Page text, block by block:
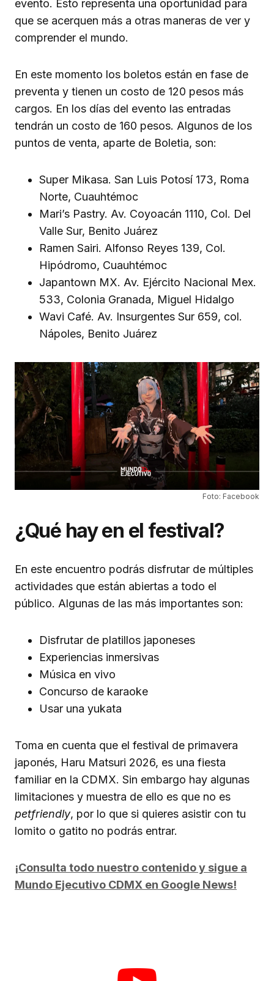
evento. Esto representa una oportunidad para
que se acerquen más a otras maneras de ver y
comprender el mundo.
En este momento los boletos están en fase de
preventa y tienen un costo de 120 pesos más
cargos. En los días del evento las entradas
tendrán un costo de 160 pesos. Algunos de los
puntos de venta, aparte de Boletia, son:
Super Mikasa. San Luis Potosí 173, Roma
Norte, Cuauhtémoc
Mari’s Pastry. Av. Coyoacán 1110, Col. Del
Valle Sur, Benito Juárez
Ramen Sairi. Alfonso Reyes 139, Col.
Hipódromo, Cuauhtémoc
Japantown MX. Av. Ejército Nacional Mex.
533, Colonia Granada, Miguel Hidalgo
Wavi Café. Av. Insurgentes Sur 659, col.
Nápoles, Benito Juárez
Foto: Facebook
¿Qué hay en el festival?
En este encuentro podrás disfrutar de múltiples
actividades que están abiertas a todo el
público. Algunas de las más importantes son:
Disfrutar de platillos japoneses
Experiencias inmersivas
Música en vivo
Concurso de karaoke
Usar una yukata
Toma en cuenta que el festival de primavera
japonés, Haru Matsuri 2026, es una fiesta
familiar en la CDMX. Sin embargo hay algunas
limitaciones y muestra de ello es que no es
petfriendly, por lo que si quieres asistir con tu
lomito o gatito no podrás entrar.
¡Consulta todo nuestro contenido y sigue a
Mundo Ejecutivo CDMX en Google News!